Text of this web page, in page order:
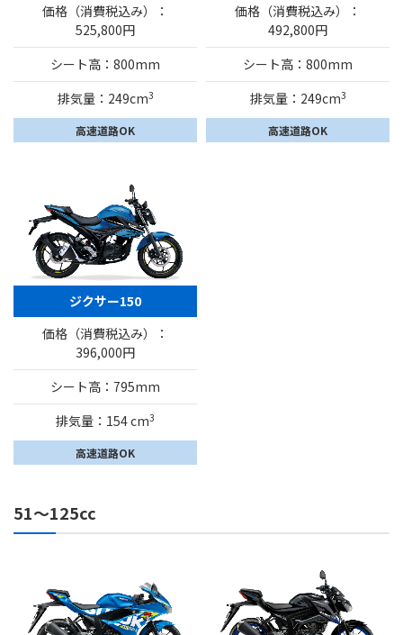
価格（消費税込み）：
525,800円
シート高：800mm
排気量：249cm3
高速道路OK
価格（消費税込み）：
492,800円
シート高：800mm
排気量：249cm3
高速道路OK
ジクサー150
価格（消費税込み）：
396,000円
シート高：795mm
排気量：154 cm3
高速道路OK
51～125cc